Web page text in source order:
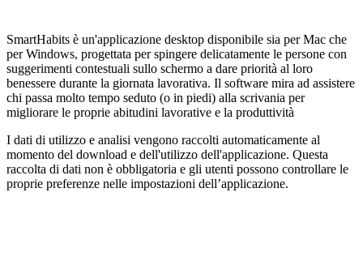
SmartHabits è un'applicazione desktop disponibile sia per Mac che
per Windows, progettata per spingere delicatamente le persone con
suggerimenti contestuali sullo schermo a dare priorità al loro
benessere durante la giornata lavorativa. Il software mira ad assistere
chi passa molto tempo seduto (o in piedi) alla scrivania per
migliorare le proprie abitudini lavorative e la produttività
I dati di utilizzo e analisi vengono raccolti automaticamente al
momento del download e dell'utilizzo dell'applicazione. Questa
raccolta di dati non è obbligatoria e gli utenti possono controllare le
proprie preferenze nelle impostazioni dell’applicazione.